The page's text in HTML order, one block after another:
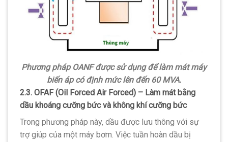
Phương pháp OANF được sử dụng để làm mát máy
biến áp có định mức lên đến 60 MVA.
2.3. OFAF (Oil Forced Air Forced) – Làm mát bằng
dầu khoáng cưỡng bức và không khí cưỡng bức
Trong phương pháp này, dầu được lưu thông với sự
trợ giúp của một máy bơm. Việc tuần hoàn dầu bị